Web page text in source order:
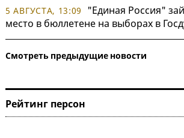
5 АВГУСТА, 13:09
"Единая Россия"
место в бюллетене на выборах в
Смотреть предыдущие
Рейтинг